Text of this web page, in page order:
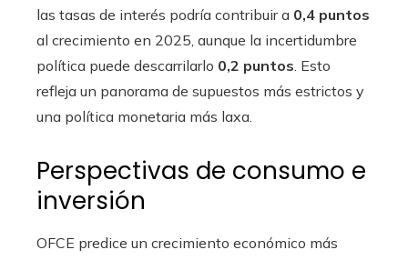
las tasas de interés podría contribuir a 0,4 puntos
al crecimiento en 2025, aunque la incertidumbre
política puede descarrilarlo 0,2 puntos. Esto
refleja un panorama de supuestos más estrictos y
una política monetaria más laxa.
Perspectivas de consumo e
inversión
OFCE predice un crecimiento económico más